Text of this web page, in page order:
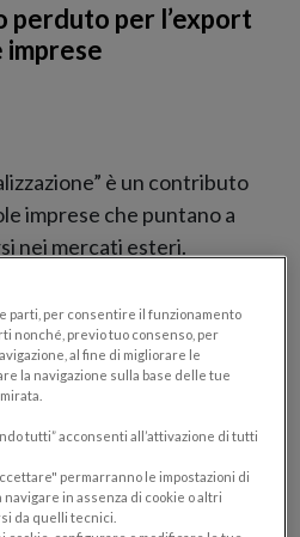
perduto per l’export
imprese
è un contributo
imprese che puntano a
nei mercati esteri.
parti, per consentire il funzionamento
nonché, previo tuo consenso, per
al fine di migliorare le
la navigazione sulla base delle tue
tutti” acconsenti all’attivazione di tutti
permarranno le impostazioni di
in assenza di cookie o altri
da quelli tecnici.